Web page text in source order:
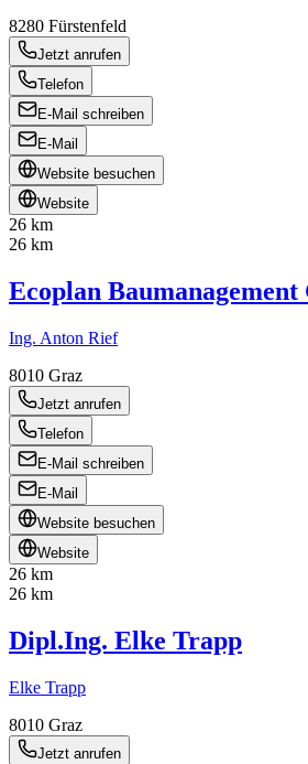
8280 Fürstenfeld
Jetzt anrufen
Telefon
E-Mail schreiben
E-Mail
Website besuchen
Website
26 km
26 km
Ecoplan
Ing. Anton Rief
8010 Graz
Jetzt anrufen
Telefon
E-Mail schreiben
E-Mail
Website besuchen
Website
26 km
26 km
Dipl.Ing. Elke Trapp
Elke Trapp
8010 Graz
Jetzt anrufen